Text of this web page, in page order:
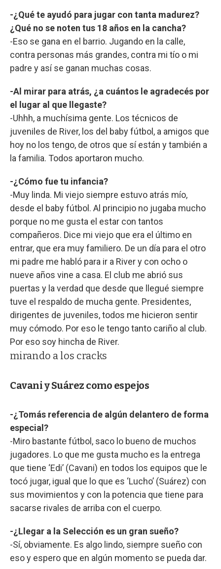
-¿Qué te ayudó para jugar con tanta madurez?
¿Qué no se noten tus 18 años en la cancha?
-Eso se gana en el barrio. Jugando en la calle,
contra personas más grandes, contra mi tío o mi
padre y así se ganan muchas cosas.
-Al mirar para atrás, ¿a cuántos le agradecés por
el lugar al que llegaste?
-Uhhh, a muchísima gente. Los técnicos de
juveniles de River, los del baby fútbol, a amigos que
hoy no los tengo, de otros que sí están y también a
la familia. Todos aportaron mucho.
-¿Cómo fue tu infancia?
-Muy linda. Mi viejo siempre estuvo atrás mío,
desde el baby fútbol. Al principio no jugaba mucho
porque no me gusta el estar con tantos
compañeros. Dice mi viejo que era el último en
entrar, que era muy familiero. De un día para el otro
mi padre me habló para ir a River y con ocho o
nueve años vine a casa. El club me abrió sus
puertas y la verdad que desde que llegué siempre
tuve el respaldo de mucha gente. Presidentes,
dirigentes de juveniles, todos me hicieron sentir
muy cómodo. Por eso le tengo tanto cariño al club.
Por eso soy hincha de River.
mirando a los cracks
Cavani y Suárez como espejos
-¿Tomás referencia de algún delantero de forma
especial?
-Miro bastante fútbol, saco lo bueno de muchos
jugadores. Lo que me gusta mucho es la entrega
que tiene ‘Edi’ (Cavani) en todos los equipos que le
tocó jugar, igual que lo que es ‘Lucho’ (Suárez) con
sus movimientos y con la potencia que tiene para
sacarse rivales de arriba con el cuerpo.
-¿Llegar a la Selección es un gran sueño?
-Sí, obviamente. Es algo lindo, siempre sueño con
eso y espero que en algún momento se pueda dar.